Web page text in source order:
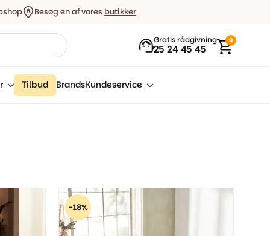
Besøg en af vores butikker
Gratis rådgivning
25 24 45 45
0
Tilbud BrandsKundeservice
-18%